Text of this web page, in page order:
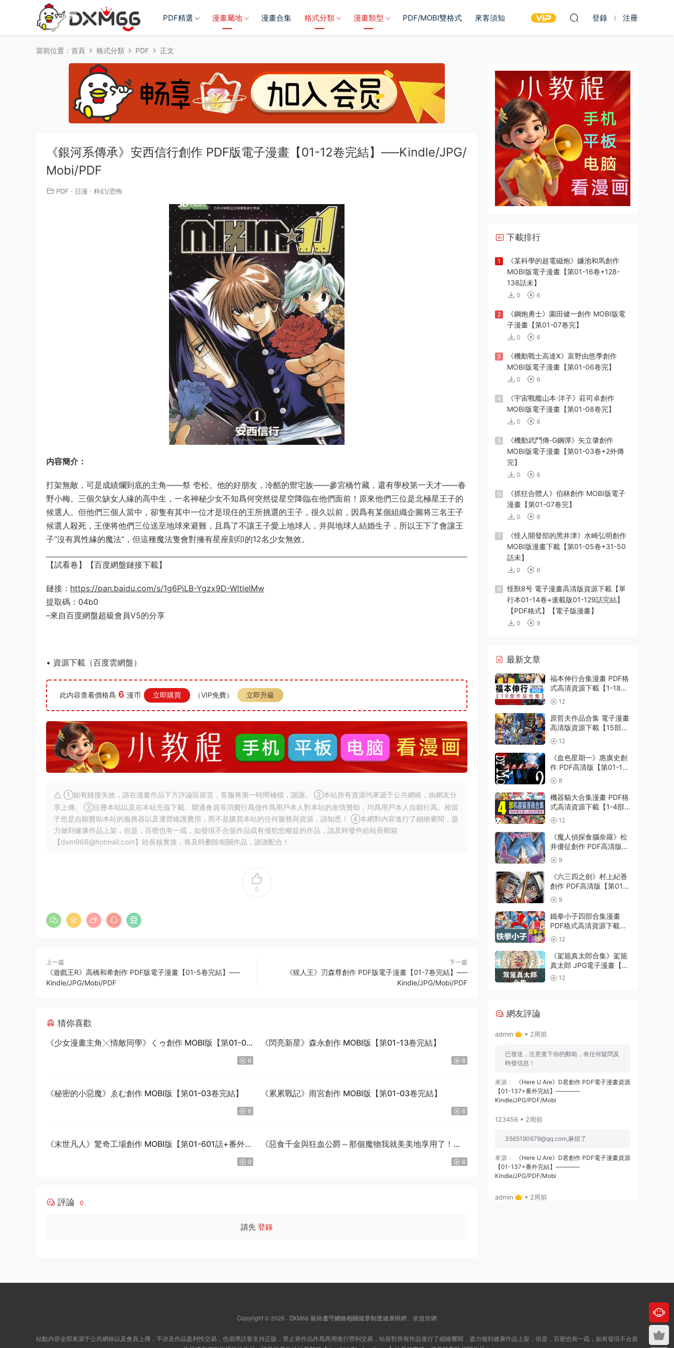
PDF精選 漫畫屬地 漫畫合集 格式分類 漫畫類型 PDF/MOBI雙格式 來客須知 登錄 注冊
當前位置： 首頁 格式分類 PDF 正文
《銀河系傳承》安西信行創作 PDF版電子漫畫【01-12卷完結】—–Kindle/JPG/
Mobi/PDF
PDF · 日漫 · 科幻/恐怖
内容簡介：
打架無敵，可是成績爛到底的主角——祭 壱松。他的好朋友，冷酷的禦宅族——參宮橋竹藏，還有學校第一天才——春
野小梅。三個欠缺女人緣的高中生，一名神秘少女不知爲何突然從星空降臨在他們面前！原來他們三位是北極星王子的
候選人。但他們三個人當中，卻隻有其中一位才是現任的王所挑選的王子，很久以前，因爲有某個組織企圖将三名王子
候選人殺死，王便将他們三位送至地球來避難，且爲了不讓王子愛上地球人，并與地球人結婚生子，所以王下了會讓王
子“沒有異性緣的魔法”，但這種魔法隻會對擁有星座刻印的12名少女無效。
【試看卷】【百度網盤鏈接下載】
鏈接： https://pan.baidu.com/s/1g6PjLB-Ygzx9D-WltleIMw
提取碼：04b0
–來自百度網盤超級會員V5的分享
• 資源下載（百度雲網盤）
此内容查看價格爲 6 漫币 立即購買 （VIP免費） 立即升級
①如有鏈接失效，請在漫畫作品下方評論區留言，客服将第一時間補檔，謝謝。 ②本站所有資源均來源于公共網絡，由網友分
享上傳。 ③注冊本站以及在本站充值下載、開通會員等消費行爲僅作爲用戶本人對本站的友情贊助，均爲用戶本人自願行爲。相當
于您是自願贊助本站的服務器以及運營維護費用，而不是購買本站的任何服務與資源，請知悉！ ④本網對内容進行了細緻審閱，盡
力做到健康作品上架，但是，百密也有一疏，如發現不合規作品或有侵犯您權益的作品，請及時發件給站長郵箱
【dxm966@hotmail.com】站長核實後，将及時删除相關作品，謝謝配合！
0
上一篇
《遊戲王R》高橋和希創作 PDF版電子漫畫【01-5卷完結】—–
Kindle/JPG/Mobi/PDF
下一篇
《猩人王》刃森尊創作 PDF版電子漫畫【01-7卷完結】—–
Kindle/JPG/Mobi/PDF
猜你喜歡
《少女漫畫主角╳情敵同學》くゥ創作 MOBI版【第01-04
6
《閃亮新星》森永創作 MOBI版【第01-13卷完結】
8
《秘密的小惡魔》ゑむ創作 MOBI版【第01-03卷完結】
6
《累累戰記》雨宮創作 MOBI版【第01-03卷完結】
6
《末世凡人》驚奇工場創作 MOBI版【第01-601話+番外完
9
《惡食千金與狂血公爵～那個魔物我就美美地享用了！》
6
評論 0
請先 登錄
下載排行
1
《某科學的超電磁炮》鐮池和馬創作
MOBI版電子漫畫【第01-16卷+128-
138話未】
0 6
2
《鋼炮勇士》園田健一創作 MOBI版電
子漫畫【第01-07卷完】
0 6
3
《機動戰士高達X》富野由悠季創作
MOBI版電子漫畫【第01-06卷完】
0 6
4
《宇宙戰艦山本·洋子》莊司卓創作
MOBI版電子漫畫【第01-08卷完】
0 6
5
《機動武鬥傳-G鋼彈》矢立肇創作
MOBI版電子漫畫【第01-03卷+2外傳
完】
0 6
6
《抓狂合體人》伯林創作 MOBI版電子
漫畫【第01-07卷完】
0 6
7
《怪人開發部的黑井津》水崎弘明創作
MOBI版漫畫下載【第01-05卷+31-50
話未】
0 6
8
怪獸8号 電子漫畫高清版資源下載【單
行本01-14卷+連載版01-129話完結】
【PDF格式】【電子版漫畫】
0 9
最新文章
福本伸行合集漫畫 PDF格
式高清資源下載【1-18部
完結】Kindle電子漫畫資
源精品
12
原哲夫作品合集 電子漫畫
高清版資源下載【15部合
集完結】【PDF格式】
【電子版漫畫】
12
《血色星期一》惠廣史創
作 PDF高清版【第01-11
卷完結】
8
機器貓大合集漫畫 PDF格
式高清資源下載【1-4部
合集完結】Kindle電子漫
畫資源精品
12
《魔人偵探食腦奈羅》松
井優征創作 PDF高清版
【第01-23卷完結】
9
《六三四之劍》村上紀香
創作 PDF高清版【第01-
24卷完結】
9
鐵拳小子四部合集漫畫
PDF格式高清資源下載
【1-4部合集完結】Kindle
電子漫畫資源精品
12
《駕籠真太郎合集》駕籠
真太郎 JPG電子漫畫【全
系完結】————
12
網友評論
admin • 2周前
已發送，注意查下你的郵箱，有任何疑問及
時發信息！
來源：
《Here U Are》D君創作 PDF電子漫畫資源
【01-137+番外完結】————
Kindle/JPG/PDF/Mobi
123456 • 2周前
3565190679@qq.com,麻煩了
來源：
《Here U Are》D君創作 PDF電子漫畫資源
【01-137+番外完結】————
Kindle/JPG/PDF/Mobi
admin • 2周前
admin • 2周前
【01-137+番外完結】————
Copyright © 2025 · DXM66 嚴格遵守網絡相關規章制度健康辦網，依規管網
站點内容全部來源于公共網絡以及會員上傳，不涉及作品盈利性交易，也倡導訪客支持正版，禁止将作品作爲商用進行營利交易，站長對所有作品進行了細緻審閱，盡力做到健康作品上架，但是，百密也有一疏，如有發現不合規